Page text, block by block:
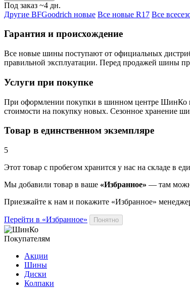
Под заказ ~4 дн.
Другие BFGoodrich новые Все новые R17 Все
Гарантия и происхождение
Все новые шины поступают от официальных
правильной эксплуатации. Перед продажей шины
Услуги при покупке
При оформлении покупки в шинном центре ШинКо
стоимости на покупку новых. Сезонное хранение
Товар в единственном экземпляре
5
Этот товар с пробегом хранится у нас на складе в
Мы добавили товар в ваше «Избранное» — там
Приезжайте к нам и покажите «Избранное»
Перейти в «Избранное» Понятно
Покупателям
Акции
Шины
Диски
Колпаки